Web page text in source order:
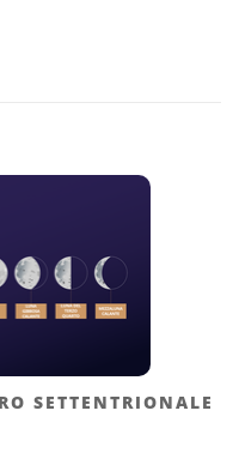
SETTENTRIONALE